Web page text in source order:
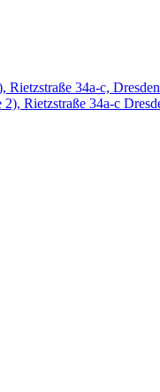
Rietzstraße 34a-c, Dresden